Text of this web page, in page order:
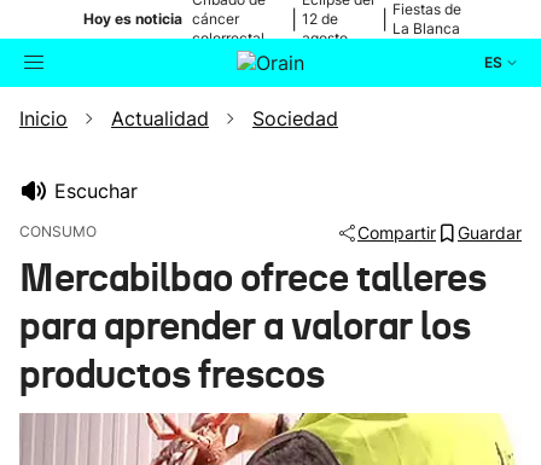
Hoy es noticia cáncer
colorrectal
12 de
agosto
Fiestas de
La Blanca
ES
Buscador Actualidad
Ikusmiran
Eguraldia
Inicio Actualidad Sociedad
Escuchar
CONSUMO Compartir Guardar
Mercabilbao ofrece talleres
para aprender a valorar los
productos frescos